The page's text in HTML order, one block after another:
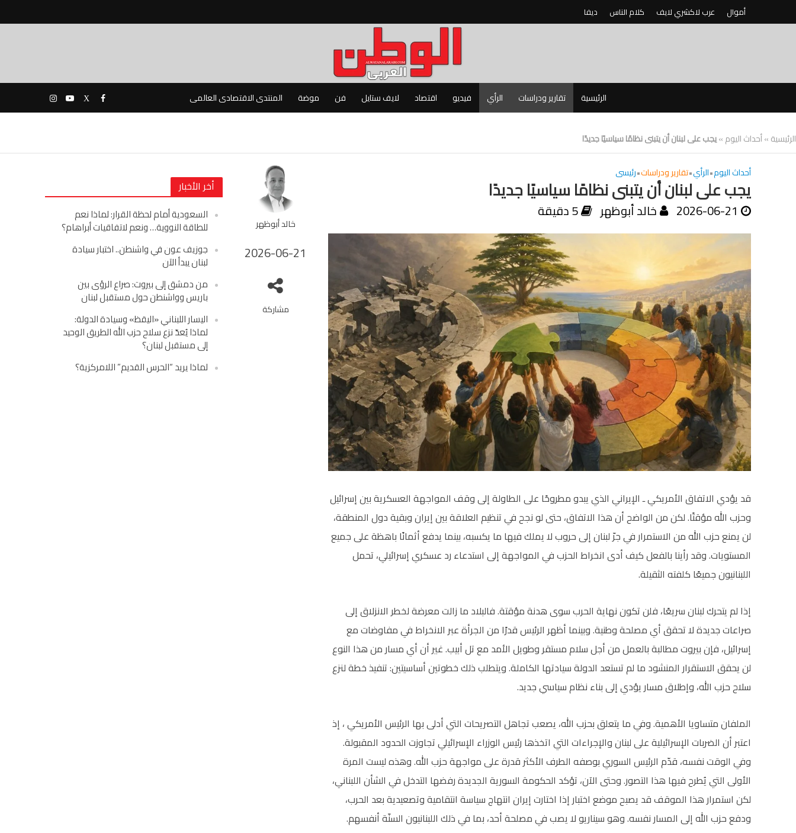
أموال عرب لاكشري لايف كلام الناس ديفا
الرئيسية تقارير ودراسات الرأي فيديو اقتصاد لايف ستايل فن موضة المنتدى الاقتصادى العالمى
الرئيسية»أحداث اليوم»يجب على لبنان أن يتبنى نظامًا سياسيًا جديدًا
أخر الأخبار
السعودية أمام لحظة القرار: لماذا نعم
للطاقة النووية… ونعم لاتفاقيات أبراهام؟
جوزيف عون في واشنطن.. اختبار سيادة
لبنان يبدأ الآن
من دمشق إلى بيروت: صراع الرؤى بين
باريس وواشنطن حول مستقبل لبنان
اليسار اللبناني «اليقظ» وسيادة الدولة:
لماذا يُعدّ نزع سلاح حزب الله الطريق الوحيد
إلى مستقبل لبنان؟
لماذا يريد “الحرس القديم” اللامركزية؟
خالد أبوظهر
2026-06-21
مشاركة
أحداث اليوم•الرأي•تقارير ودراسات•رئيسى
يجب على لبنان أن يتبنى نظامًا سياسيًا جديدًا
2026-06-21 خالد أبوظهر 5 دقيقة
قد يؤدي الاتفاق الأمريكي ـ الإيراني الذي يبدو مطروحًا على الطاولة إلى وقف المواجهة العسكرية بين إسرائيل
وحزب الله مؤقتًا. لكن من الواضح أن هذا الاتفاق، حتى لو نجح في تنظيم العلاقة بين إيران وبقية دول المنطقة،
لن يمنع حزب الله من الاستمرار في جرّ لبنان إلى حروب لا يملك فيها ما يكسبه، بينما يدفع أثمانًا باهظة على جميع
المستويات. وقد رأينا بالفعل كيف أدى انخراط الحزب في المواجهة إلى استدعاء رد عسكري إسرائيلي، تحمل
اللبنانيون جميعًا كلفته الثقيلة.
إذا لم يتحرك لبنان سريعًا، فلن تكون نهاية الحرب سوى هدنة مؤقتة. فالبلاد ما زالت معرضة لخطر الانزلاق إلى
صراعات جديدة لا تحقق أي مصلحة وطنية. وبينما أظهر الرئيس قدرًا من الجرأة عبر الانخراط في مفاوضات مع
إسرائيل، فإن بيروت مطالبة بالعمل من أجل سلام مستقر وطويل الأمد مع تل أبيب. غير أن أي مسار من هذا النوع
لن يحقق الاستقرار المنشود ما لم تستعد الدولة سيادتها الكاملة. ويتطلب ذلك خطوتين أساسيتين: تنفيذ خطة لنزع
سلاح حزب الله، وإطلاق مسار يؤدي إلى بناء نظام سياسي جديد.
الملفان متساويا الأهمية. وفي ما يتعلق بحزب الله، يصعب تجاهل التصريحات التي أدلى بها الرئيس الأمريكي ، إذ
اعتبر أن الضربات الإسرائيلية على لبنان والإجراءات التي اتخذها رئيس الوزراء الإسرائيلي تجاوزت الحدود المقبولة.
وفي الوقت نفسه، قدّم الرئيس السوري بوصفه الطرف الأكثر قدرة على مواجهة حزب الله. وهذه ليست المرة
الأولى التي يُطرح فيها هذا التصور. وحتى الآن، تؤكد الحكومة السورية الجديدة رفضها التدخل في الشأن اللبناني،
لكن استمرار هذا الموقف قد يصبح موضع اختبار إذا اختارت إيران انتهاج سياسة انتقامية وتصعيدية بعد الحرب،
ودفع حزب الله إلى المسار نفسه. وهو سيناريو لا يصب في مصلحة أحد، بما في ذلك اللبنانيون السنّة أنفسهم.